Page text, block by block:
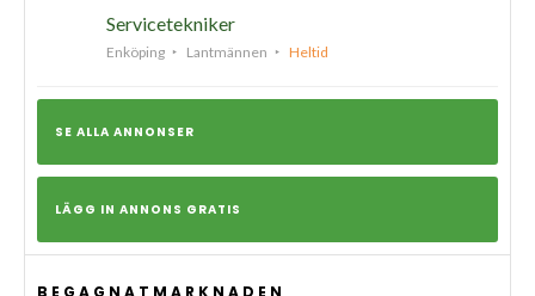
Servicetekniker
Enköping Lantmännen Heltid
SE ALLA ANNONSER
LÄGG IN ANNONS GRATIS
BEGAGNATMARKNADEN